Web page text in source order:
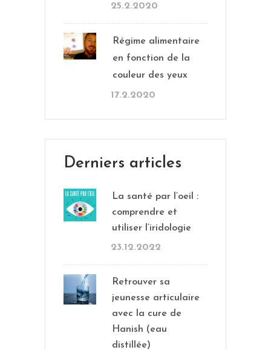
25.2.2020
Régime alimentaire
en fonction de la
couleur des yeux
17.2.2020
Derniers articles
La santé par l’oeil :
comprendre et
utiliser l’iridologie
23.12.2022
Retrouver sa
jeunesse articulaire
avec la cure de
Hanish (eau
distillée)